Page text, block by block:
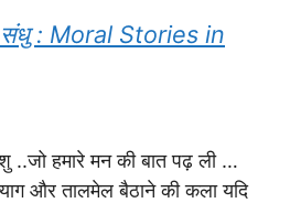
संधु : Moral Stories in
..जो हमारे मन की बात पढ़ ली …
और तालमेल बैठाने की कला यदि